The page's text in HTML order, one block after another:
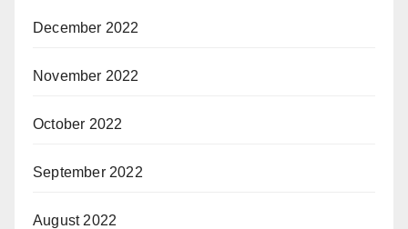
December 2022
November 2022
October 2022
September 2022
August 2022